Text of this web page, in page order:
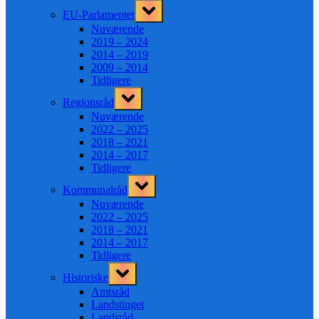
EU-Parlamentet
Toggle
sub-
menu
Nuværende
2019 – 2024
2014 – 2019
2009 – 2014
Tidligere
Regionsråd
Toggle
sub-
menu
Nuværende
2022 – 2025
2018 – 2021
2014 – 2017
Tidligere
Kommunalråd
Toggle
sub-
menu
Nuværende
2022 – 2025
2018 – 2021
2014 – 2017
Tidligere
Historiske
Toggle
sub-
menu
Amtsråd
Landstinget